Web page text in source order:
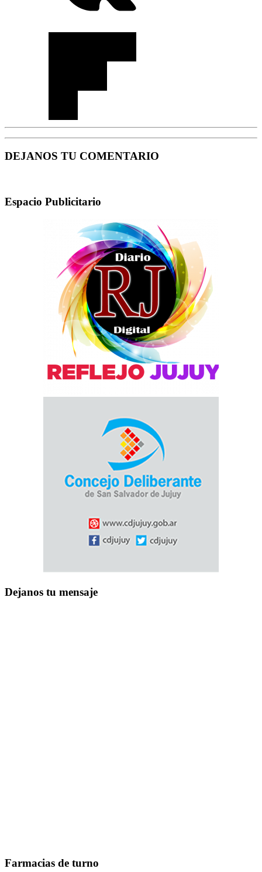
DEJANOS TU COMENTARIO
Espacio Publicitario
Dejanos tu mensaje
Farmacias de turno